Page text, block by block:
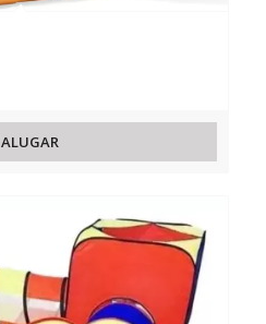
ALUGAR